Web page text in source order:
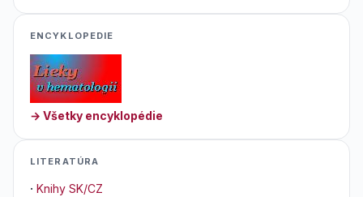
ENCYKLOPEDIE
→ Všetky encyklopédie
LITERATÚRA
· Knihy SK/CZ